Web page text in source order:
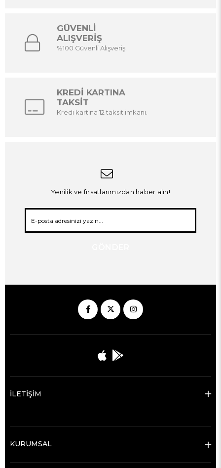
GÜVENLİ
ALIŞVERİŞ
%100 Güvenli Alışveriş.
KREDİ KARTINA
TAKSİT
Kredi kartına 12 taksit imkanı.
Yenilik ve fırsatlarımızdan haber alın!
İLETİŞİM
KURUMSAL